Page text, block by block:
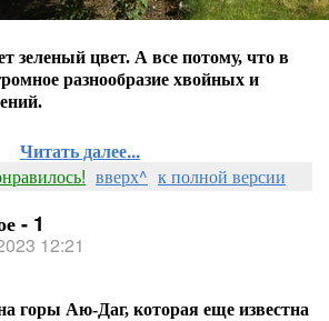
зеленый цвет. А все потому, что в
разнообразие хвойных и
Читать далее...
вверх^ к полной версии
- 1
12:21
горы Аю-Даг, которая еще известна